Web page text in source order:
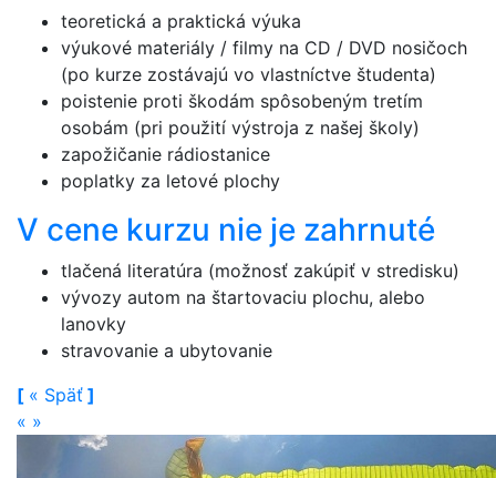
teoretická a praktická výuka
výukové materiály / filmy na CD / DVD nosičoch
(po kurze zostávajú vo vlastníctve študenta)
poistenie proti škodám spôsobeným tretím
osobám (pri použití výstroja z našej školy)
zapožičanie rádiostanice
poplatky za letové plochy
V cene kurzu nie je zahrnuté
tlačená literatúra (možnosť zakúpiť v stredisku)
vývozy autom na štartovaciu plochu, alebo
lanovky
stravovanie a ubytovanie
[ « Späť ]
« »